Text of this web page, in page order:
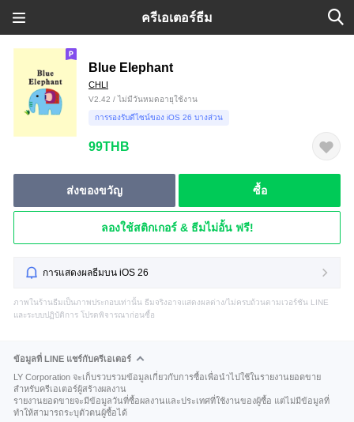
ครีเอเตอร์ธีม
Blue Elephant
CHLI
V2.42 / ไม่มีวันหมดอายุใช้งาน
การรองรับดีไซน์ของ iOS 26 บางส่วน
99THB
ส่งของขวัญ ซื้อ
ลองใช้สติกเกอร์ & ธีมไม่อั้น ฟรี!
การแสดงผลธีมบน iOS 26
ภาพในร้านธีมเป็นภาพประกอบเท่านั้น ธีมจริงอาจแสดงผลต่าง/ไม่ครบถ้วนตามเวอร์ชัน LINE
และระบบปฏิบัติการ โปรดพิจารณาก่อนซื้อ
ข้อมูลที่ LINE แชร์กับครีเอเตอร์
LY Corporation จะเก็บรวบรวมข้อมูลเกี่ยวกับการซื้อเพื่อนำไปใช้ในรายงานยอดขาย
สำหรับครีเอเตอร์ผู้สร้างผลงาน
รายงานยอดขายจะมีข้อมูลวันที่ซื้อผลงานและประเทศที่ใช้งานของผู้ซื้อ แต่ไม่มีข้อมูลที่
ทำให้สามารถระบุตัวตนผู้ซื้อได้